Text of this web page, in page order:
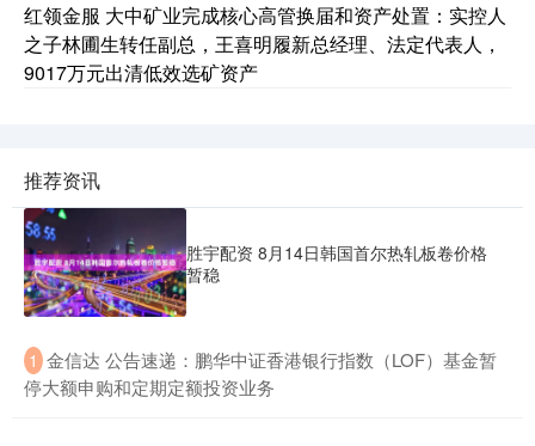
红领金服 大中矿业完成核心高管换届和资产处置：实控人
之子林圃生转任副总，王喜明履新总经理、法定代表人，
9017万元出清低效选矿资产
推荐资讯
胜宇配资 8月14日韩国首尔热轧板卷价格
暂稳
1 ​金信达 公告速递：鹏华中证香港银行指数（LOF）基金暂
停大额申购和定期定额投资业务